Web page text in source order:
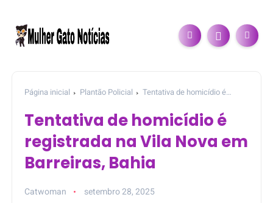
Página inicial Plantão Policial
Tentativa de homicídio é
Tentativa de homicídio é
registrada na Vila Nova em
Barreiras, Bahia
Catwoman setembro 28, 2025